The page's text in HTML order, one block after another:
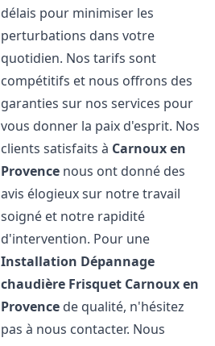
délais pour minimiser les
perturbations dans votre
quotidien. Nos tarifs sont
compétitifs et nous offrons des
garanties sur nos services pour
vous donner la paix d'esprit. Nos
clients satisfaits à Carnoux en
Provence nous ont donné des
avis élogieux sur notre travail
soigné et notre rapidité
d'intervention. Pour une
Installation Dépannage
chaudière Frisquet Carnoux en
Provence de qualité, n'hésitez
pas à nous contacter. Nous